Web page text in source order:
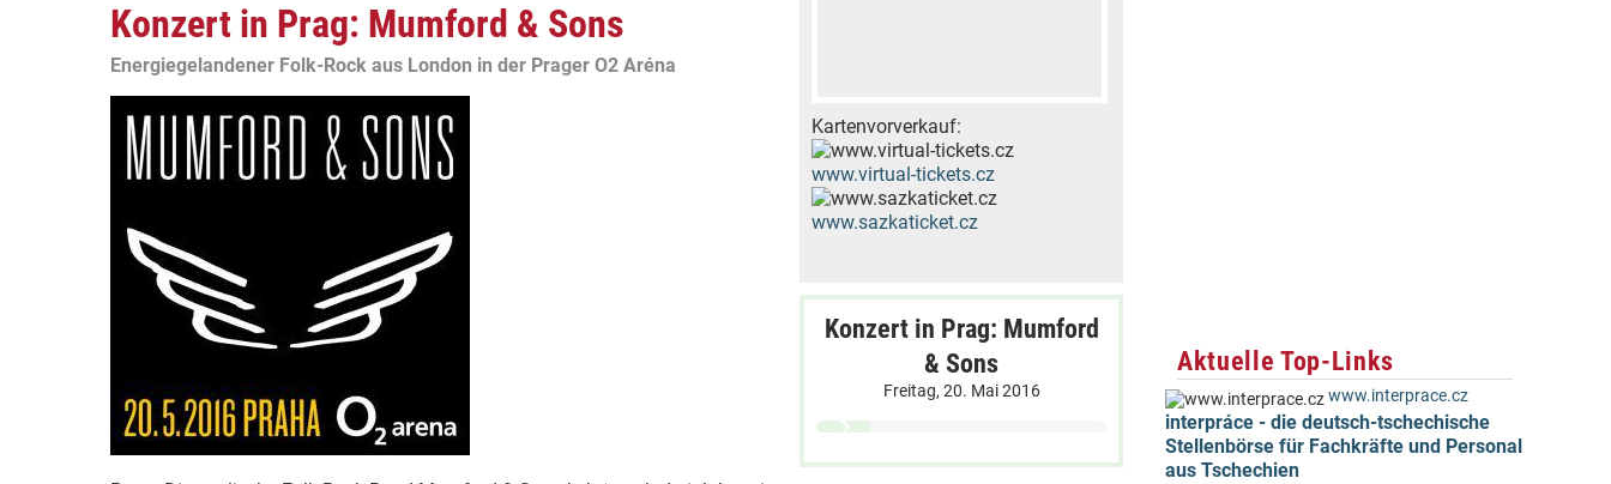
Konzert in Prag: Mumford & Sons
Energiegelandener Folk-Rock aus London in der Prager O2 Aréna
Kartenvorverkauf:
www.virtual-tickets.cz
www.sazkaticket.cz
Konzert in Prag: Mumford
& Sons
Freitag, 20. Mai 2016
Aktuelle Top-Links
www.interprace.cz
interpráce - die deutsch-tschechische
Stellenbörse für Fachkräfte und Personal
aus Tschechien